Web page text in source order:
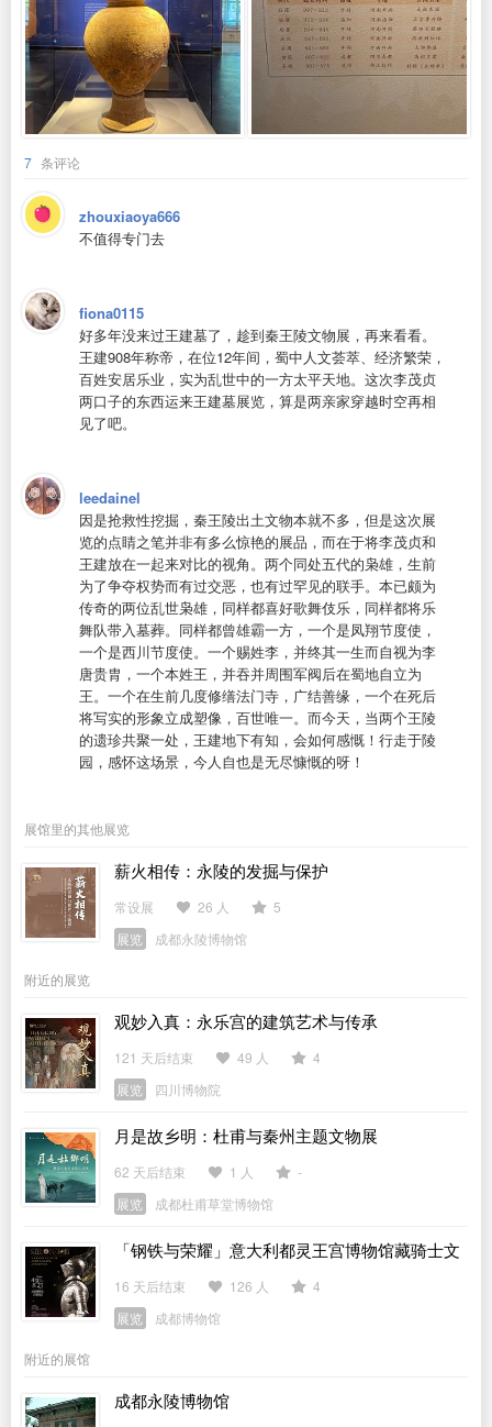
7 条评论
zhouxiaoya666
不值得专门去
fiona0115
好多年没来过王建墓了，趁到秦王陵文物展，再来看看。
王建908年称帝，在位12年间，蜀中人文荟萃、经济繁荣，
百姓安居乐业，实为乱世中的一方太平天地。这次李茂贞
两口子的东西运来王建墓展览，算是两亲家穿越时空再相
见了吧。
leedainel
因是抢救性挖掘，秦王陵出土文物本就不多，但是这次展
览的点睛之笔并非有多么惊艳的展品，而在于将李茂贞和
王建放在一起来对比的视角。两个同处五代的枭雄，生前
为了争夺权势而有过交恶，也有过罕见的联手。本已颇为
传奇的两位乱世枭雄，同样都喜好歌舞伎乐，同样都将乐
舞队带入墓葬。同样都曾雄霸一方，一个是凤翔节度使，
一个是西川节度使。一个赐姓李，并终其一生而自视为李
唐贵胄，一个本姓王，并吞并周围军阀后在蜀地自立为
王。一个在生前几度修缮法门寺，广结善缘，一个在死后
将写实的形象立成塑像，百世唯一。而今天，当两个王陵
的遗珍共聚一处，王建地下有知，会如何感慨！行走于陵
园，感怀这场景，今人自也是无尽慷慨的呀！
展馆里的其他展览
薪火相传：永陵的发掘与保护
常设展 26 人
5
展览
成都永陵博物馆
附近的展览
观妙入真：永乐宫的建筑艺术与传承
121 天后结束 49 人
4
展览
四川博物院
月是故乡明：杜甫与秦州主题文物展
62 天后结束 1 人
-
展览
成都杜甫草堂博物馆
「钢铁与荣耀」意大利都灵王宫博物馆藏骑士文
物展
16 天后结束 126 人
4
展览
成都博物馆
附近的展馆
成都永陵博物馆